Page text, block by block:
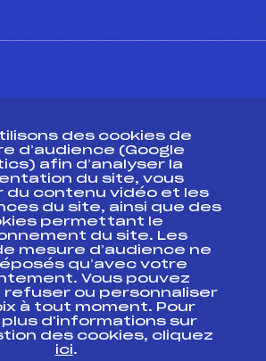
fédéral
fédéral
Formation, Suivi
des cookies de
d’audience (Google
afin d’analyser la
du site, vous
du contenu vidéo et les
du site, ainsi que des
permettant le
du site. Les
mesure d’audience ne
qu’avec votre
Vous pouvez
ou personnaliser
à tout moment. Pour
d'informations sur
des cookies, cliquez
ici.